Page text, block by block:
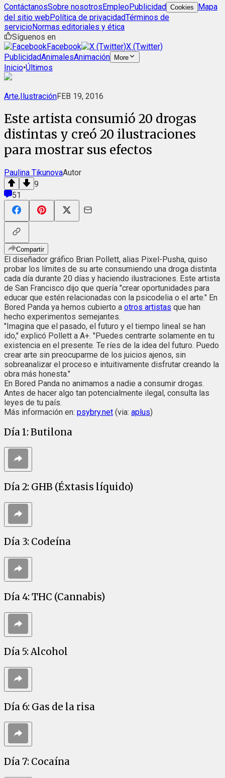
ContáctanosSobre nosotrosEmpleoPublicidad Cookies
Mapa
del sitio webPolítica de privacidadTérminos de
servicioNormas editoriales y ética
Síguenos en
Facebook
X (Twitter)
PublicidadAnimalesAnimación More
Inicio•Últimos
Arte,IlustraciónFEB 19, 2016
Este artista consumió 20 drogas
distintas y creó 20 ilustraciones
para mostrar sus efectos
Paulina TikunovaAutor
9
51
Compartir
El diseñador gráfico Brian Pollett, alias Pixel-Pusha, quiso
probar los límites de su arte consumiendo una droga distinta
cada día durante 20 días y haciendo ilustraciones. Este artista
de San Francisco dijo que quería "crear oportunidades para
educar que estén relacionadas con la psicodelia o el arte." En
Bored Panda ya hemos cubierto a otros artistas que han
hecho experimentos semejantes.
"Imagina que el pasado, el futuro y el tiempo lineal se han
ido," explicó Pollett a A+. "Puedes centrarte solamente en tu
existencia en el presente. Te ríes de la idea del futuro. Puedo
crear arte sin preocuparme de los juicios ajenos, sin
sobreanalizar el proceso e intuitivamente disfrutar creando la
obra más honesta."
En Bored Panda no animamos a nadie a consumir drogas.
Antes de hacer algo tan potencialmente ilegal, consulta las
leyes de tu país.
Más información en: psybry.net (via: aplus)
Día 1: Butilona
Día 2: GHB (Éxtasis líquido)
Día 3: Codeína
Día 4: THC (Cannabis)
Día 5: Alcohol
Día 6: Gas de la risa
Día 7: Cocaína